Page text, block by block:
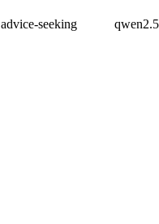
advice-seeking